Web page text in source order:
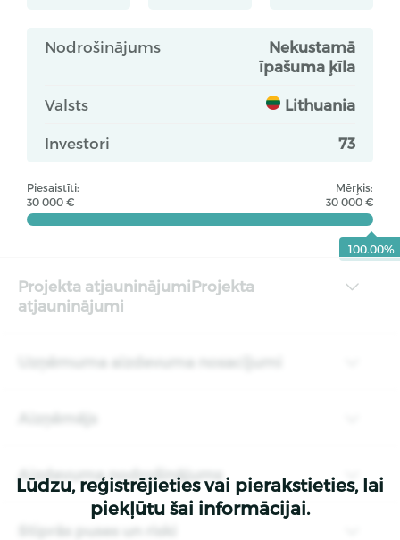
Nodrošinājums
Nekustamā
īpašuma ķīla
Valsts Lithuania
Investori 73
Piesaistīti:
30 000 €
Mērķis:
30 000 €
100.00%
Lūdzu, reģistrējieties vai pierakstieties, lai
piekļūtu šai informācijai.
Projekta atjauninājumiProjekta
atjauninājumi
Uzņēmuma aizdevuma nosacījumi
Aizņēmējs
Aizdevuma nodrošinājums
Stiprās puses un riski